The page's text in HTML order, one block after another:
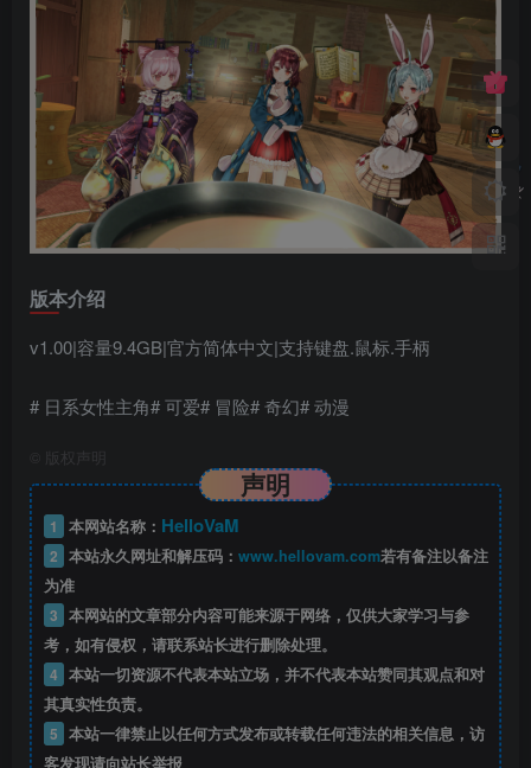
版本介绍
v1.00|容量9.4GB|官方简体中文|支持键盘.鼠标.手柄
# 日系女性主角# 可爱# 冒险# 奇幻# 动漫
版权声明
声明
1 本网站名称： HelloVaM
2 本站永久网址和解压码： www.hellovam.com若有备注以备注
为准
3 本网站的文章部分内容可能来源于网络，仅供大家学习与参
考，如有侵权，请联系站长进行删除处理。
4 本站一切资源不代表本站立场，并不代表本站赞同其观点和对
其真实性负责。
5 本站一律禁止以任何方式发布或转载任何违法的相关信息，访
客发现请向站长举报